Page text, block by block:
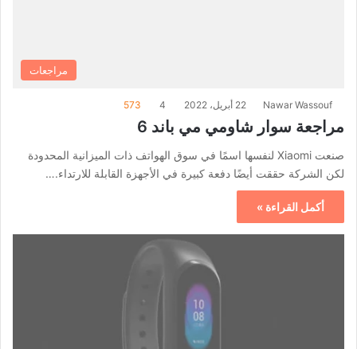
مراجعات
Nawar Wassouf 22 أبريل، 2022 4
573
مراجعة سوار شاومي مي باند 6
صنعت Xiaomi لنفسها اسمًا في سوق الهواتف ذات الميزانية المحدودة
لكن الشركة حققت أيضًا دفعة كبيرة في الأجهزة القابلة للارتداء.…
أكمل القراءة »